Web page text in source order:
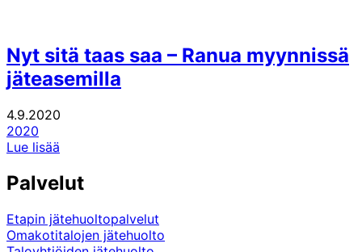
Nyt sitä taas saa – Ranua myynnissä
jäteasemilla
4.9.2020
2020
Lue lisää
Palvelut
Etapin jätehuoltopalvelut
Omakotitalojen jätehuolto